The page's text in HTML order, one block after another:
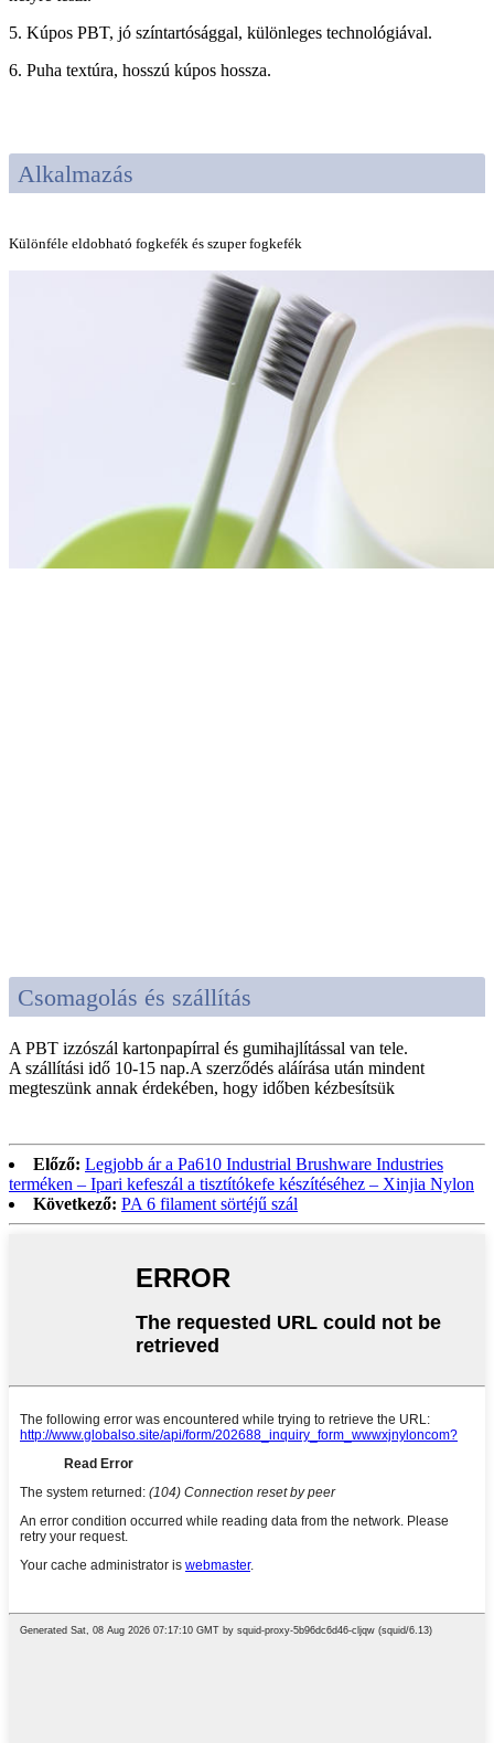
5. Kúpos PBT, jó színtartósággal, különleges technológiával.
6. Puha textúra, hosszú kúpos hossza.
Alkalmazás
Különféle eldobható fogkefék és szuper fogkefék
Csomagolás és szállítás
A PBT izzószál kartonpapírral és gumihajlítással van tele.
A szállítási idő 10-15 nap.A szerződés aláírása után mindent
megteszünk annak érdekében, hogy időben kézbesítsük
Előző: Legjobb ár a Pa610 Industrial Brushware Industries
terméken – Ipari kefeszál a tisztítókefe készítéséhez – Xinjia Nylon
Következő: PA 6 filament sörtéjű szál